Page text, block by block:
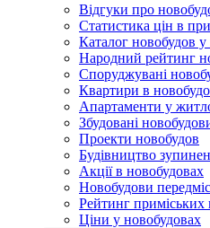
Відгуки про
Статистика цін в
Каталог новобудов у
Народний рейтинг
Споруджувані
Квартири в
Апартаменти у
Збудовані
Проекти новобудов
Будівництво
Акції в новобудовах
Новобудови
Рейтинг приміських
Ціни у новобудовах